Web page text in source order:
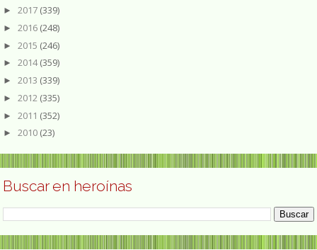
► 2017 (339)
► 2016 (248)
► 2015 (246)
► 2014(359)
► 2013 (339)
► 2012 (335)
► 2011 (352)
► 2010 (23)
Buscar en heroínas